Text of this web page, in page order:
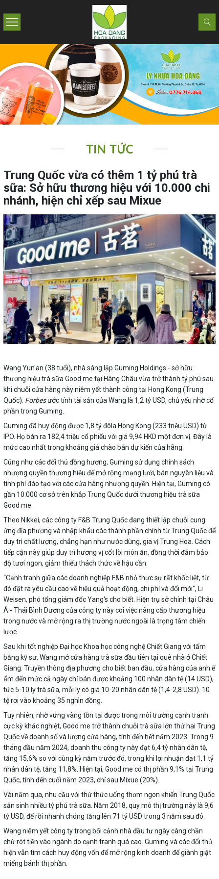
TIN TỨC
Trung Quốc vừa có thêm 1 tỷ phú trà
sữa: Sở hữu thương hiệu với 10.000 chi
nhánh, hiện chỉ xếp sau Mixue
Wang Yun'an (38 tuổi), nhà sáng lập Guming Holdings - sở hữu
thương hiệu trà sữa Good me tại Hàng Châu vừa trở thành tỷ phú sau
khi chuỗi cửa hàng này niêm yết thành công tại Hong Kong (Trung
Quốc). Forbesước tính tài sản của Wang là 1,2 tỷ USD, chủ yếu nhờ cổ
phần trong Guming.
Guming đã huy động được 1,8 tỷ đôla Hong Kong (233 triệu USD) từ
IPO. Họ bán ra 182,4 triệu cổ phiếu với giá 9,94 HKD một đơn vị. Đây là
mức cao nhất trong khoảng giá chào bán dự kiến của hãng.
Cũng như các đối thủ đồng hương, Guming sử dụng chính sách
nhượng quyền thương hiệu để mở rộng mạng lưới, bán nguyên liệu và
tính phí đào tạo với các cửa hàng nhượng quyền. Hiện tại, Guming có
gần 10.000 cơ sở trên khắp Trung Quốc dưới thương hiệu trà sữa
Good me.
Theo Nikkei, các công ty F&B Trung Quốc đang thiết lập chuỗi cung
ứng địa phương và nhập khẩu các thành phần chính từ Trung Quốc để
duy trì chất lượng, chẳng hạn như nước dùng, gia vị Trung Hoa. Cách
tiếp cận này giúp duy trì hương vị cốt lõi món ăn, đồng thời đảm bảo
độ tươi ngon, giảm thiểu thách thức về hậu cần.
“Cạnh tranh giữa các doanh nghiệp F&B nhỏ thực sự rất khốc liệt, từ
đó đặt ra yêu cầu cao về hiệu quả hoạt động, chi phí và đổi mới”, Li
Weisen, phó tổng giám đốc Yang's cho biết. Hiện trụ sở chính tại Châu
Á - Thái Bình Dương của công ty này coi việc nâng cấp thương hiệu
trong nước và mở rộng ra thị trường nước ngoài là trọng tâm chiến
lược.
Sau khi tốt nghiệp Đại học Khoa học công nghệ Chiết Giang với tấm
bằng kỹ sư, Wang mở cửa hàng trà sữa đầu tiên tại quê nhà ở Chiết
Giang. Truyền thông địa phương cho biết ban đầu, cửa hàng của anh ế
ẩm đến mức cả ngày chỉ bán được khoảng 100 nhân dân tệ (14 USD),
tức 5-10 ly trà sữa, mỗi ly có giá 10-20 nhân dân tệ (1,4-2,8 USD). 10
tệ rơi vào khoảng 35 nghìn đồng.
Tuy nhiên, nhờ vững vàng tồn tại được trong môi trường cạnh tranh
cực kỳ khắc nghiệt, Good me trở thành chuỗi trà sữa lớn thứ hai Trung
Quốc về doanh số và lượng cửa hàng, tính đến hết năm 2023. Trong 9
tháng đầu năm 2024, doanh thu công ty này đạt 6,4 tỷ nhân dân tệ,
tăng 15,6% so với cùng kỳ năm trước đó, trong khi lợi nhuận đạt 1,1 tỷ
nhân dân tệ, tăng 11,8%. Hiện tại, Good me có thị phần 9,1% tại Trung
Quốc, tính đến cuối năm 2023, chỉ sau Mixue (20%).
Vài năm qua, nhu cầu với thứ thức uống thơm ngon khiến Trung Quốc
sản sinh nhiều tỷ phú trà sữa. Năm 2018, quy mô thị trường này là 9,6
tỷ USD, để rồi nhanh chóng tăng lên 71 tỷ USD trong 3 năm sau đó.
Wang niêm yết công ty trong bối cảnh nhà đầu tư ngày càng chần
chừ rót tiền vào ngành do cạnh tranh quá cao. Guming và các đối thủ
hiện vẫn tìm cách huy động vốn để mở rộng kinh doanh để giành giật
miếng bánh thị phần.